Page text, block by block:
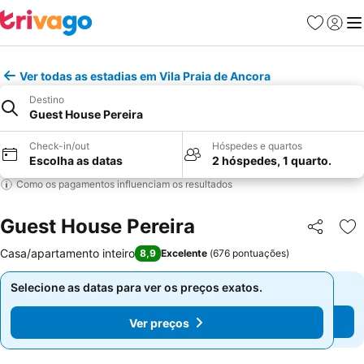
Favoritos
Iniciar
Ver todas as estadias em Vila Praia de Ancora
Destino
Guest House Pereira
Check-in/out
Escolha as datas
Hóspedes e quartos
2 hóspedes, 1 quarto.
Como os pagamentos influenciam os resultados
Guest House Pereira Partilhar
Casa/apartamento inteiro 8,9 Excelente (676 pontuações)
Selecione as datas para ver os preços exatos.
Ver preços
Selecione as datas para ver os preços exatos.
Ver preços